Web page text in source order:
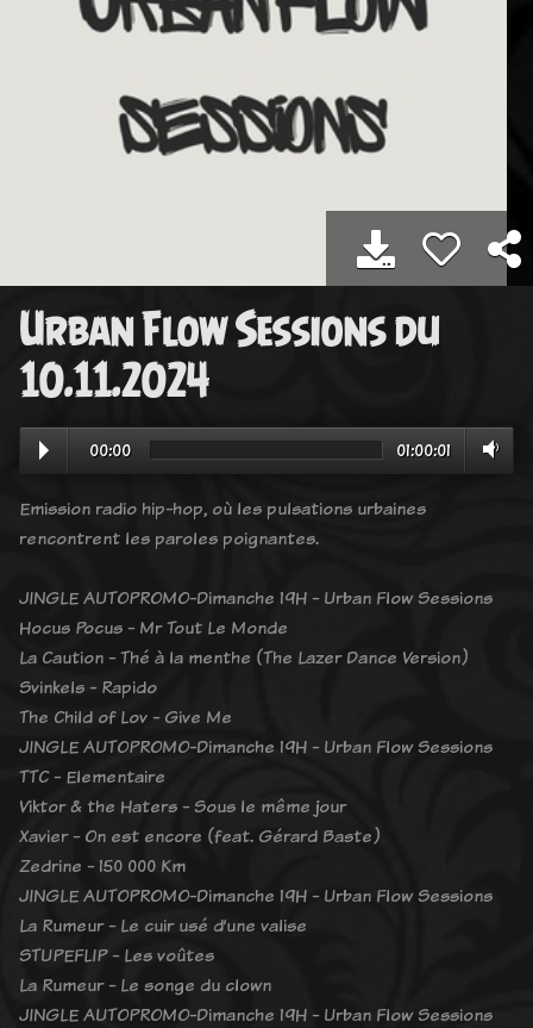
Urban Flow Sessions du
10.11.2024
00:00 01:00:01
Emission radio hip-hop, où les pulsations urbaines
rencontrent les paroles poignantes.
JINGLE AUTOPROMO-Dimanche 19H - Urban Flow Sessions
Hocus Pocus - Mr Tout Le Monde
La Caution - Thé à la menthe (The Lazer Dance Version)
Svinkels - Rapido
The Child of Lov - Give Me
JINGLE AUTOPROMO-Dimanche 19H - Urban Flow Sessions
TTC - Elementaire
Viktor & the Haters - Sous le même jour
Xavier - On est encore (feat. Gérard Baste)
Zedrine - 150 000 Km
JINGLE AUTOPROMO-Dimanche 19H - Urban Flow Sessions
La Rumeur - Le cuir usé d’une valise
STUPEFLIP - Les voûtes
La Rumeur - Le songe du clown
JINGLE AUTOPROMO-Dimanche 19H - Urban Flow Sessions